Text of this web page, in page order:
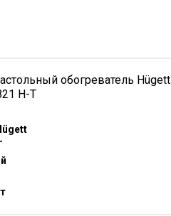
обогреватель Hügett
H-T